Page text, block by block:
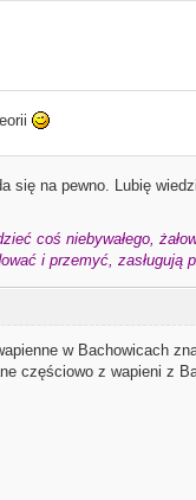
się na pewno. Lubię
coś niebywałego,
i przemyć,
w Bachowicach
częściowo z wapieni z